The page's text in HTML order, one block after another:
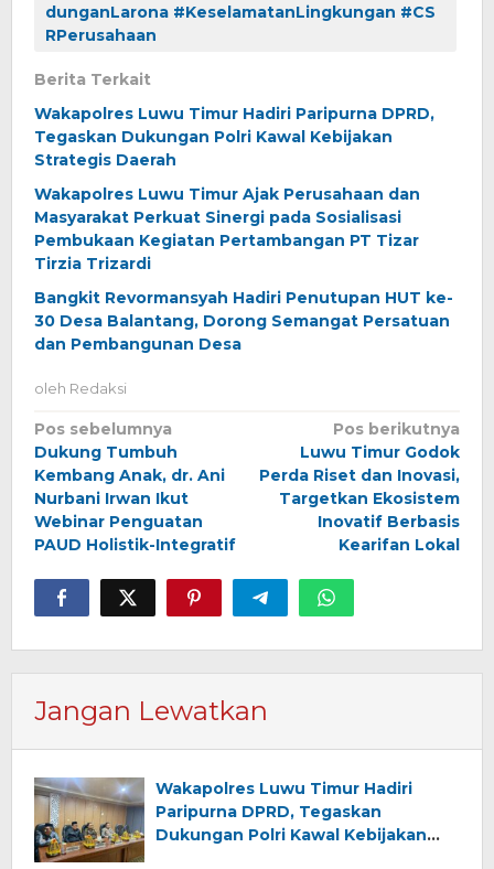
dunganLarona #KeselamatanLingkungan #CS
RPerusahaan
Berita Terkait
Wakapolres Luwu Timur Hadiri Paripurna DPRD,
Tegaskan Dukungan Polri Kawal Kebijakan
Strategis Daerah
Wakapolres Luwu Timur Ajak Perusahaan dan
Masyarakat Perkuat Sinergi pada Sosialisasi
Pembukaan Kegiatan Pertambangan PT Tizar
Tirzia Trizardi
Bangkit Revormansyah Hadiri Penutupan HUT ke-
30 Desa Balantang, Dorong Semangat Persatuan
dan Pembangunan Desa
oleh Redaksi
Navigasi
pos
Pos sebelumnya
Dukung Tumbuh
Kembang Anak, dr. Ani
Nurbani Irwan Ikut
Webinar Penguatan
PAUD Holistik-Integratif
Pos berikutnya
Luwu Timur Godok
Perda Riset dan Inovasi,
Targetkan Ekosistem
Inovatif Berbasis
Kearifan Lokal
Jangan Lewatkan
Wakapolres Luwu Timur Hadiri
Paripurna DPRD, Tegaskan
Dukungan Polri Kawal Kebijakan